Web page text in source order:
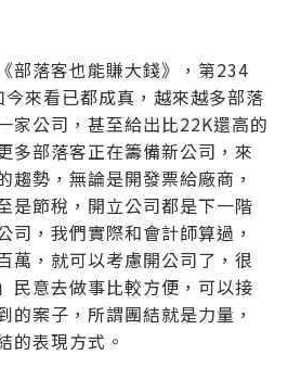
部落客也能賺大錢》，第234
來看已都成真，越來越多部落
家公司，甚至給出比22K還高的
多部落客正在籌備新公司，來
趨勢，無論是開發票給廠商，
是節稅，開立公司都是下一階
司，我們實際和會計師算過，
萬，就可以考慮開公司了，很
民意去做事比較方便，可以接
的案子，所謂團結就是力量，
的表現方式。